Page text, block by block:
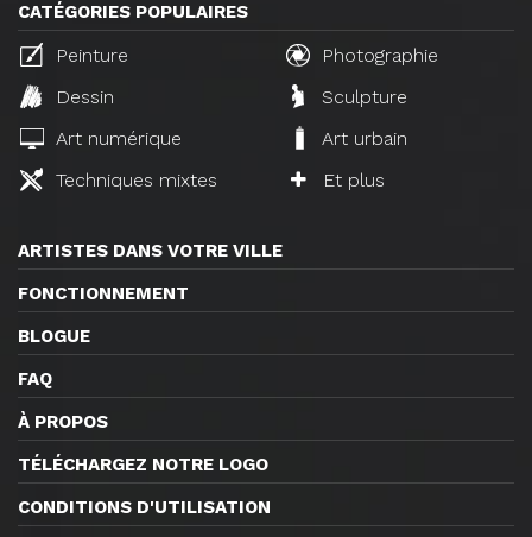
CATÉGORIES POPULAIRES
Peinture
Photographie
Dessin
Sculpture
Art numérique
Art urbain
Techniques mixtes
Et plus
ARTISTES DANS VOTRE VILLE
FONCTIONNEMENT
BLOGUE
FAQ
À PROPOS
TÉLÉCHARGEZ NOTRE LOGO
CONDITIONS D'UTILISATION